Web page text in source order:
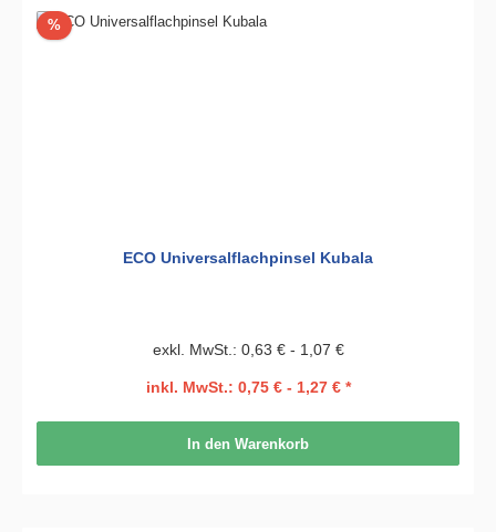
%Rabatt
ECO Universalflachpinsel Kubala
exkl. MwSt.: 0,63 € - 1,07 €
inkl. MwSt.: 0,75 € - 1,27 € *
In den Warenkorb